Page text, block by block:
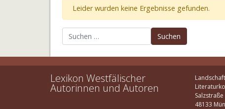
Leider wurden keine Ergebnisse gefunden.
Lexikon Westfälischer
Autorinnen und Autoren
48133